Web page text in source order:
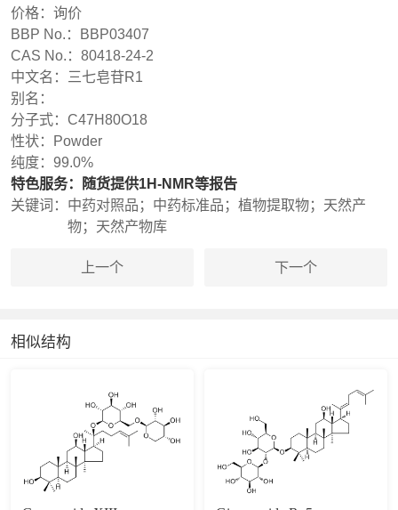
价格：询价
BBP No.： BBP03407
CAS No.：80418-24-2
中文名： 三七皂苷R1
别名：
分子式：C47H80O18
性状： Powder
纯度：99.0%
特色服务：
随货提供1H-NMR等报告
关键词： 中药对照品；中药标准品；植物提取物；天然产
物；天然产物库
上一个 下一个
相似结构